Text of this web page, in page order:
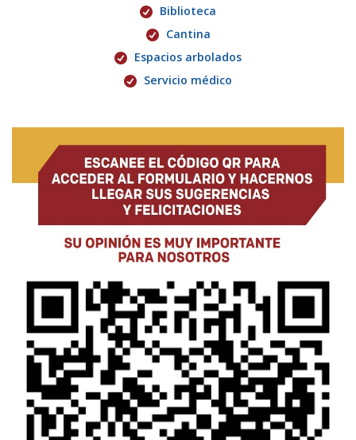
Biblioteca
Cantina
Espacios arbolados
Servicio médico